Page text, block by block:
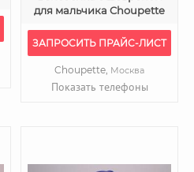
для мальчика Choupette
ЗАПРОСИТЬ ПРАЙС-ЛИСТ
Choupette, Москва
Показать телефоны